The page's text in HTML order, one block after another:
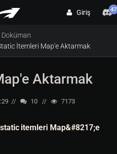
Giriş 47
Doküman
İtemleri Map'e Aktarmak
Aktarmak
10 7173
itemleri Map&#8217;e